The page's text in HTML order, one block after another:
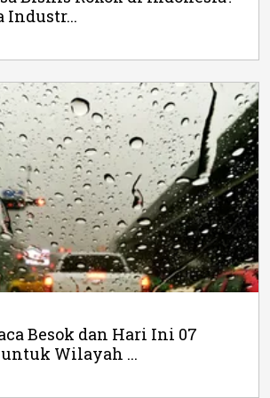
Industr...
Besok dan Hari Ini 07
untuk Wilayah ...